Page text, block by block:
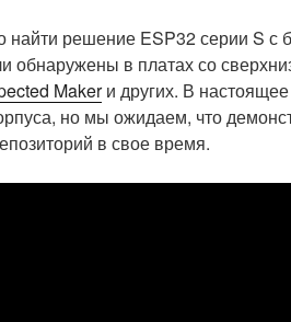
найти решение ESP32 серии S
обнаружены в платах со
Makerи других. В
но мы ожидаем, что
в свое время.